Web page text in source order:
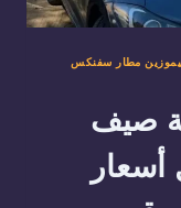
مطار سفنكس
صيف
أسعار